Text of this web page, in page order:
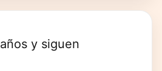
y siguen